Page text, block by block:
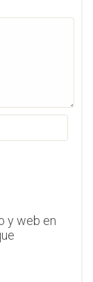
y web en